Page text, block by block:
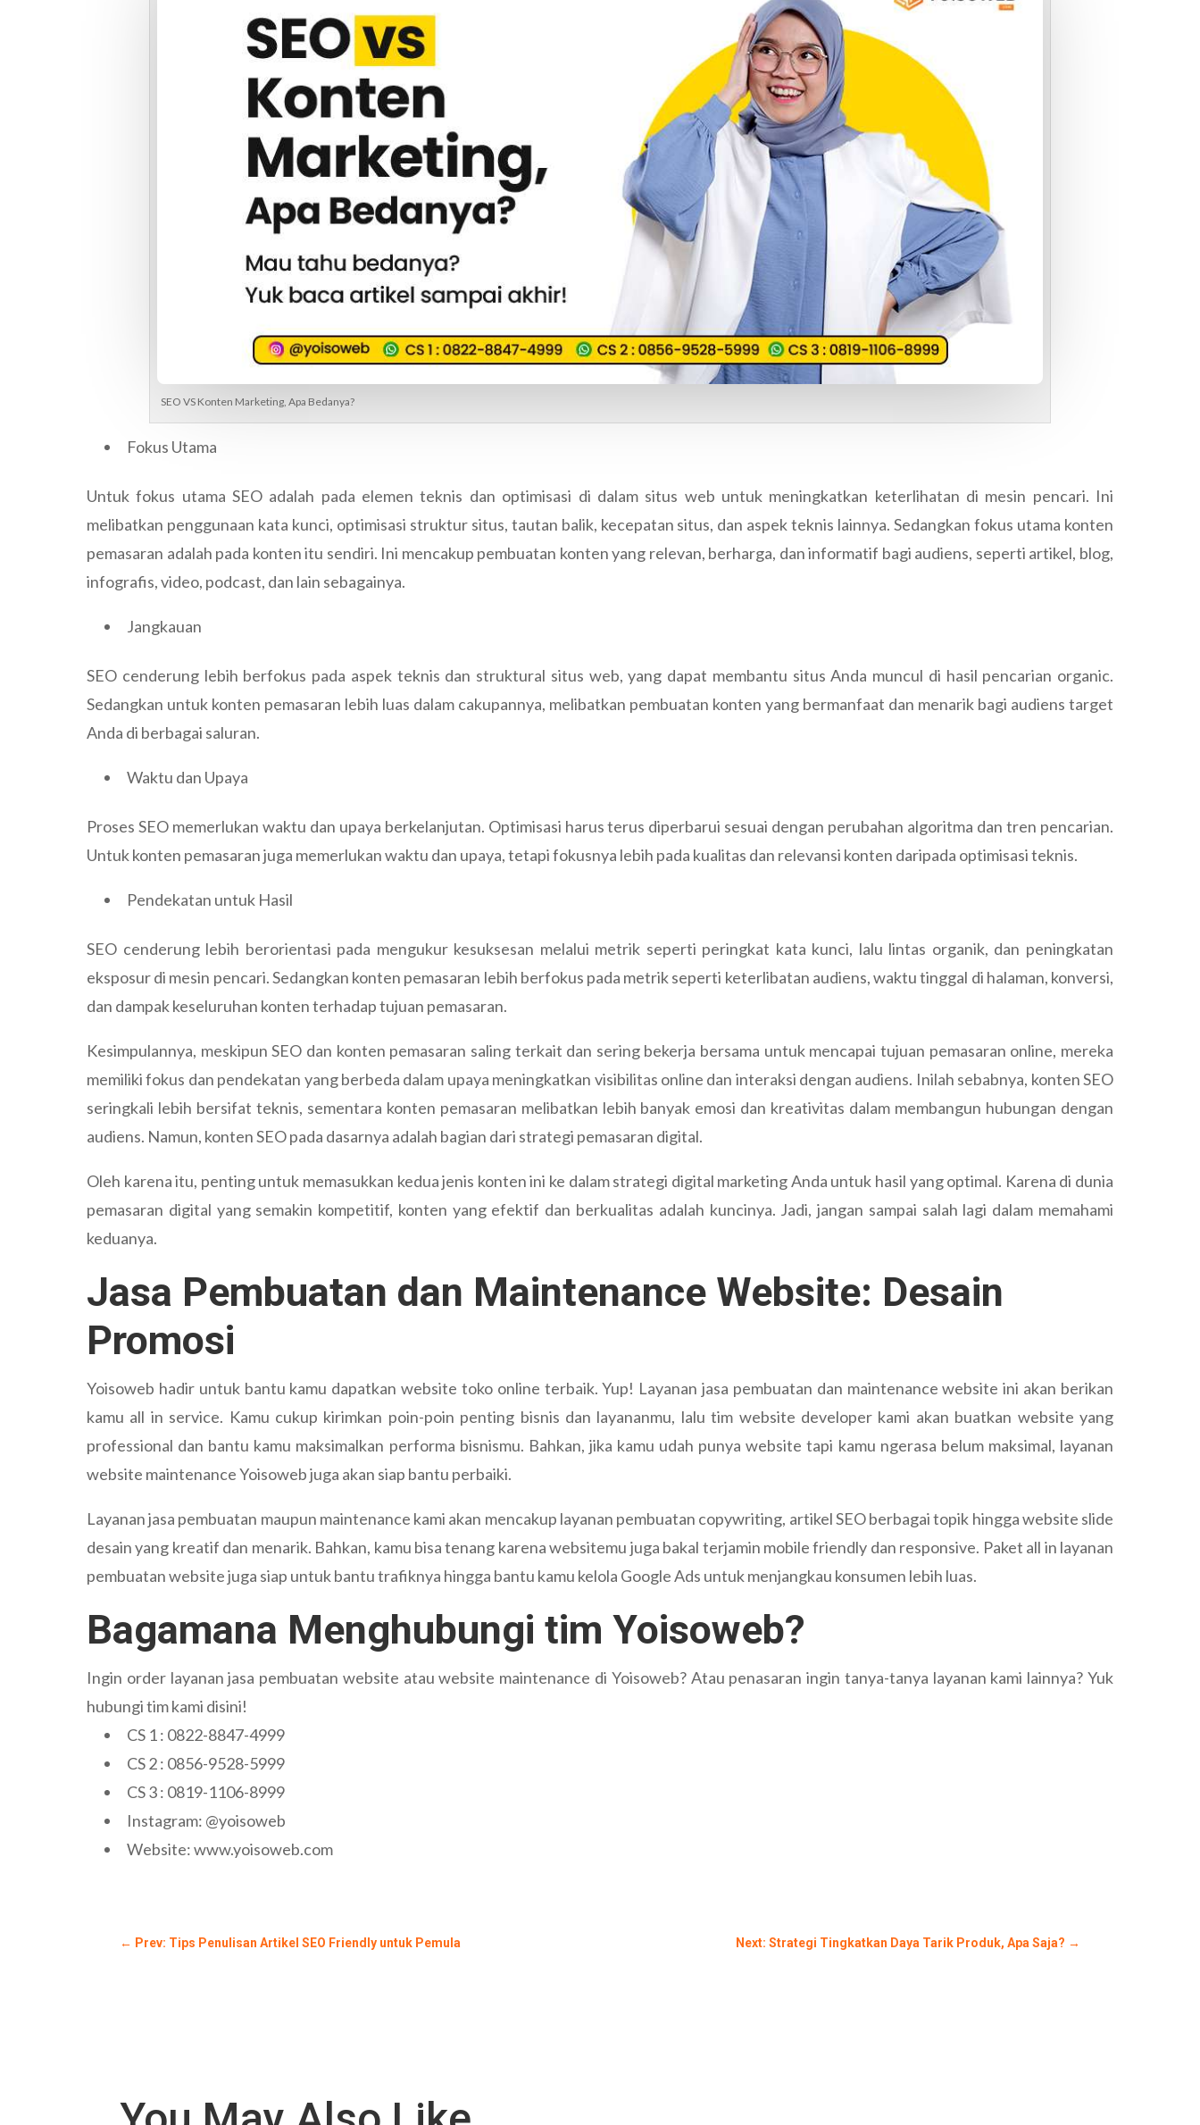
SEO VS Konten Marketing, Apa Bedanya?
Fokus Utama
Untuk fokus utama SEO adalah pada elemen teknis dan optimisasi di dalam situs web untuk meningkatkan keterlihatan di mesin pencari. Ini
melibatkan penggunaan kata kunci, optimisasi struktur situs, tautan balik, kecepatan situs, dan aspek teknis lainnya. Sedangkan fokus utama konten
pemasaran adalah pada konten itu sendiri. Ini mencakup pembuatan konten yang relevan, berharga, dan informatif bagi audiens, seperti artikel, blog,
infografis, video, podcast, dan lain sebagainya.
Jangkauan
SEO cenderung lebih berfokus pada aspek teknis dan struktural situs web, yang dapat membantu situs Anda muncul di hasil pencarian organic.
Sedangkan untuk konten pemasaran lebih luas dalam cakupannya, melibatkan pembuatan konten yang bermanfaat dan menarik bagi audiens target
Anda di berbagai saluran.
Waktu dan Upaya
Proses SEO memerlukan waktu dan upaya berkelanjutan. Optimisasi harus terus diperbarui sesuai dengan perubahan algoritma dan tren pencarian.
Untuk konten pemasaran juga memerlukan waktu dan upaya, tetapi fokusnya lebih pada kualitas dan relevansi konten daripada optimisasi teknis.
Pendekatan untuk Hasil
SEO cenderung lebih berorientasi pada mengukur kesuksesan melalui metrik seperti peringkat kata kunci, lalu lintas organik, dan peningkatan
eksposur di mesin pencari. Sedangkan konten pemasaran lebih berfokus pada metrik seperti keterlibatan audiens, waktu tinggal di halaman, konversi,
dan dampak keseluruhan konten terhadap tujuan pemasaran.
Kesimpulannya, meskipun SEO dan konten pemasaran saling terkait dan sering bekerja bersama untuk mencapai tujuan pemasaran online, mereka
memiliki fokus dan pendekatan yang berbeda dalam upaya meningkatkan visibilitas online dan interaksi dengan audiens. Inilah sebabnya, konten SEO
seringkali lebih bersifat teknis, sementara konten pemasaran melibatkan lebih banyak emosi dan kreativitas dalam membangun hubungan dengan
audiens. Namun, konten SEO pada dasarnya adalah bagian dari strategi pemasaran digital.
Oleh karena itu, penting untuk memasukkan kedua jenis konten ini ke dalam strategi digital marketing Anda untuk hasil yang optimal. Karena di dunia
pemasaran digital yang semakin kompetitif, konten yang efektif dan berkualitas adalah kuncinya. Jadi, jangan sampai salah lagi dalam memahami
keduanya.
Jasa Pembuatan dan Maintenance Website: Desain
Promosi
Yoisoweb hadir untuk bantu kamu dapatkan website toko online terbaik. Yup! Layanan jasa pembuatan dan maintenance website ini akan berikan
kamu all in service. Kamu cukup kirimkan poin-poin penting bisnis dan layananmu, lalu tim website developer kami akan buatkan website yang
professional dan bantu kamu maksimalkan performa bisnismu. Bahkan, jika kamu udah punya website tapi kamu ngerasa belum maksimal, layanan
website maintenance Yoisoweb juga akan siap bantu perbaiki.
Layanan jasa pembuatan maupun maintenance kami akan mencakup layanan pembuatan copywriting, artikel SEO berbagai topik hingga website slide
desain yang kreatif dan menarik. Bahkan, kamu bisa tenang karena websitemu juga bakal terjamin mobile friendly dan responsive. Paket all in layanan
pembuatan website juga siap untuk bantu trafiknya hingga bantu kamu kelola Google Ads untuk menjangkau konsumen lebih luas.
Bagamana Menghubungi tim Yoisoweb?
Ingin order layanan jasa pembuatan website atau website maintenance di Yoisoweb? Atau penasaran ingin tanya-tanya layanan kami lainnya? Yuk
hubungi tim kami disini!
CS 1 : 0822-8847-4999
CS 2 : 0856-9528-5999
CS 3 : 0819-1106-8999
Instagram: @yoisoweb
Website: www.yoisoweb.com
← Prev: Tips Penulisan Artikel SEO Friendly untuk Pemula Next: Strategi Tingkatkan Daya Tarik Produk, Apa Saja? →